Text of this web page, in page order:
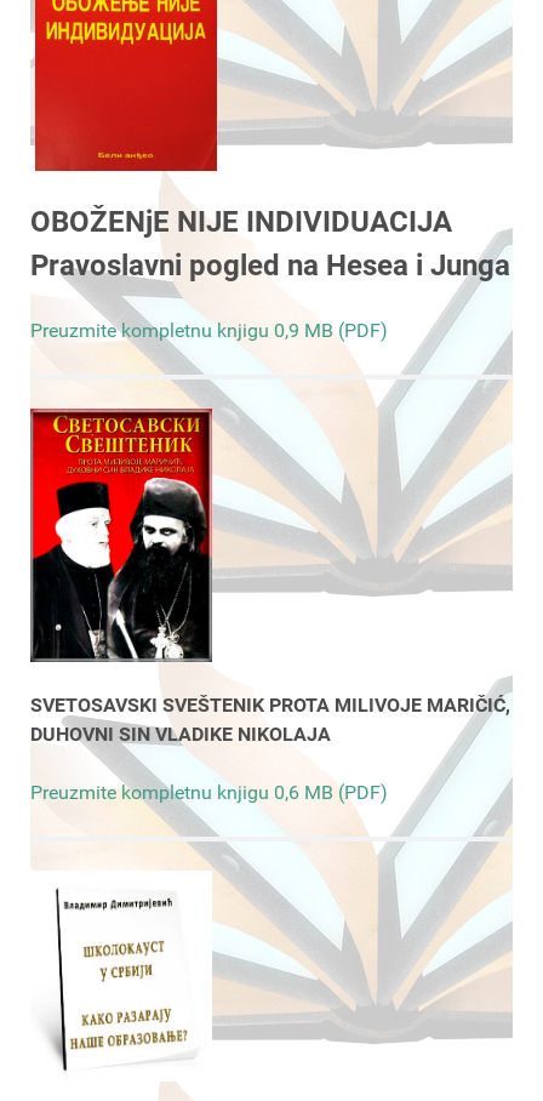
OBOŽENjE NIJE INDIVIDUACIJA
Pravoslavni pogled na Hesea i Junga
Preuzmite kompletnu knjigu 0,9 MB (PDF)
SVETOSAVSKI SVEŠTENIK PROTA MILIVOJE MARIČIĆ,
DUHOVNI SIN VLADIKE NIKOLAJA
Preuzmite kompletnu knjigu 0,6 MB (PDF)